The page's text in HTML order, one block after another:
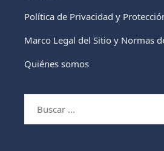
Política de Privacidad y
Marco Legal del Sitio y Normas
Quiénes somos